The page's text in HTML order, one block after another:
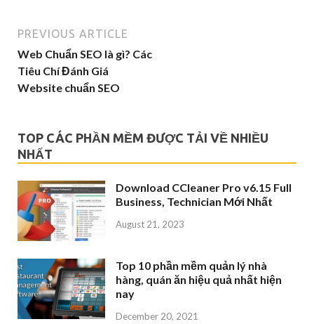
PREVIOUS ARTICLE
Web Chuẩn SEO là gì? Các
Tiêu Chí Đánh Giá
Website chuẩn SEO
TOP CÁC PHẦN MỀM ĐƯỢC TẢI VỀ NHIỀU
NHẤT
Download CCleaner Pro v6.15 Full
Business, Technician Mới Nhất
August 21, 2023
Top 10 phần mềm quản lý nhà
hàng, quán ăn hiệu quả nhất hiện
nay
December 20, 2021